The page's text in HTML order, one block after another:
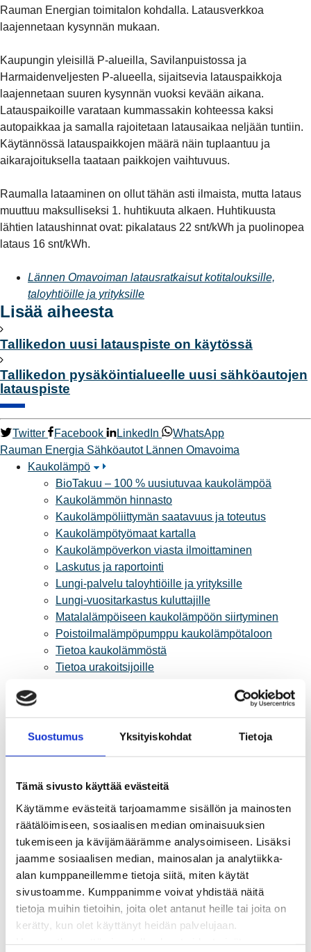
Suostumus Yksityiskohdat Tietoja
Tämä sivusto käyttää evästeitä
Käytämme evästeitä tarjoamamme sisällön ja mainosten
räätälöimiseen, sosiaalisen median ominaisuuksien
tukemiseen ja kävijämäärämme analysoimiseen. Lisäksi
jaamme sosiaalisen median, mainosalan ja analytiikka-
alan kumppaneillemme tietoja siitä, miten käytät
sivustoamme. Kumppanimme voivat yhdistää näitä
tietoja muihin tietoihin, joita olet antanut heille tai joita on
kerätty, kun olet käyttänyt heidän palvelujaan.
Rauman Energian toimitalon kohdalla. Latausverkkoa
laajennetaan kysynnän mukaan.
Kaupungin yleisillä P-alueilla, Savilanpuistossa ja
Harmaidenveljesten P-alueella, sijaitsevia latauspaikkoja
laajennetaan suuren kysynnän vuoksi kevään aikana.
Latauspaikoille varataan kummassakin kohteessa kaksi
autopaikkaa ja samalla rajoitetaan latausaikaa neljään tuntiin.
Käytännössä latauspaikkojen määrä näin tuplaantuu ja
aikarajoituksella taataan paikkojen vaihtuvuus.
Raumalla lataaminen on ollut tähän asti ilmaista, mutta lataus
muuttuu maksulliseksi 1. huhtikuuta alkaen. Huhtikuusta
lähtien lataushinnat ovat: pikalataus 22 snt/kWh ja puolinopea
lataus 16 snt/kWh.
Lännen Omavoiman latausratkaisut kotitalouksille,
taloyhtiöille ja yrityksille
Lisää aiheesta
Tallikedon uusi latauspiste on käytössä
Tallikedon pysäköintialueelle uusi sähköautojen
latauspiste
Twitter Facebook LinkedIn
WhatsApp
Rauman Energia Sähköautot Lännen Omavoima
Kaukolämpö
BioTakuu – 100 % uusiutuvaa kaukolämpöä
Kaukolämmön hinnasto
Kaukolämpöliittymän saatavuus ja toteutus
Kaukolämpötyömaat kartalla
Kaukolämpöverkon viasta ilmoittaminen
Laskutus ja raportointi
Lungi-palvelu taloyhtiöille ja yrityksille
Lungi-vuositarkastus kuluttajille
Matalalämpöiseen kaukolämpöön siirtyminen
Poistoilmalämpöpumppu kaukolämpötaloon
Tietoa kaukolämmöstä
Tietoa urakoitsijoille
Kaapelinäyttö ja puunkaatoapu
Säävarma sähköverkko
Sähkönkulutuksen ohjaus kiinteistössä
Tuotannon liittäminen verkkoon
Työmaat kartalla
Verkkopalvelutuotteet ja hinnastot
Vikapalvelu ja tietoa jakeluhäiriöistä
Yritystietoa
Sähköntuotanto
Tietoa Rauman Energiasta
Vuosikertomukset ja asiakaslehti